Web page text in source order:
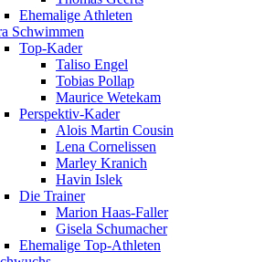
Ehemalige Athleten
Schwimmen
Top-Kader
Taliso Engel
Tobias Pollap
Maurice Wetekam
Perspektiv-Kader
Alois Martin Cousin
Lena Cornelissen
Marley Kranich
Havin Islek
Die Trainer
Marion Haas-Faller
Gisela Schumacher
Ehemalige Top-Athleten